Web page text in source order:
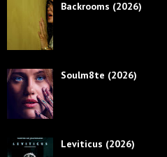
Backrooms (2026)
Soulm8te (2026)
Leviticus (2026)